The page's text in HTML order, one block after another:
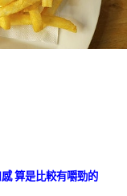
算是比較有嚼勁的